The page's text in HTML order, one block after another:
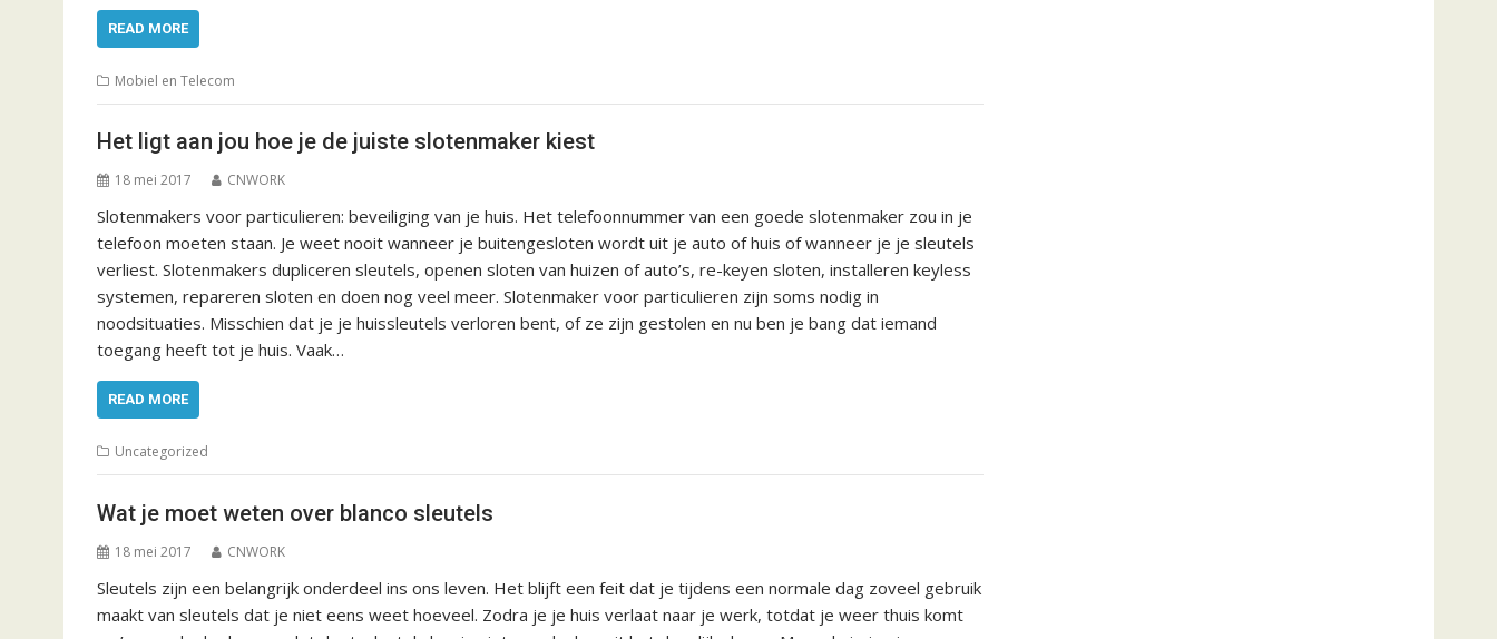
READ MORE
Mobiel en Telecom
Het ligt aan jou hoe je de juiste slotenmaker kiest
18 mei 2017 CNWORK
Slotenmakers voor particulieren: beveiliging van je huis. Het telefoonnummer van een goede slotenmaker zou in je
telefoon moeten staan. Je weet nooit wanneer je buitengesloten wordt uit je auto of huis of wanneer je je sleutels
verliest. Slotenmakers dupliceren sleutels, openen sloten van huizen of auto’s, re-keyen sloten, installeren keyless
systemen, repareren sloten en doen nog veel meer. Slotenmaker voor particulieren zijn soms nodig in
noodsituaties. Misschien dat je je huissleutels verloren bent, of ze zijn gestolen en nu ben je bang dat iemand
toegang heeft tot je huis. Vaak…
READ MORE
Uncategorized
Wat je moet weten over blanco sleutels
18 mei 2017 CNWORK
Sleutels zijn een belangrijk onderdeel ins ons leven. Het blijft een feit dat je tijdens een normale dag zoveel gebruik
maakt van sleutels dat je niet eens weet hoeveel. Zodra je je huis verlaat naar je werk, totdat je weer thuis komt